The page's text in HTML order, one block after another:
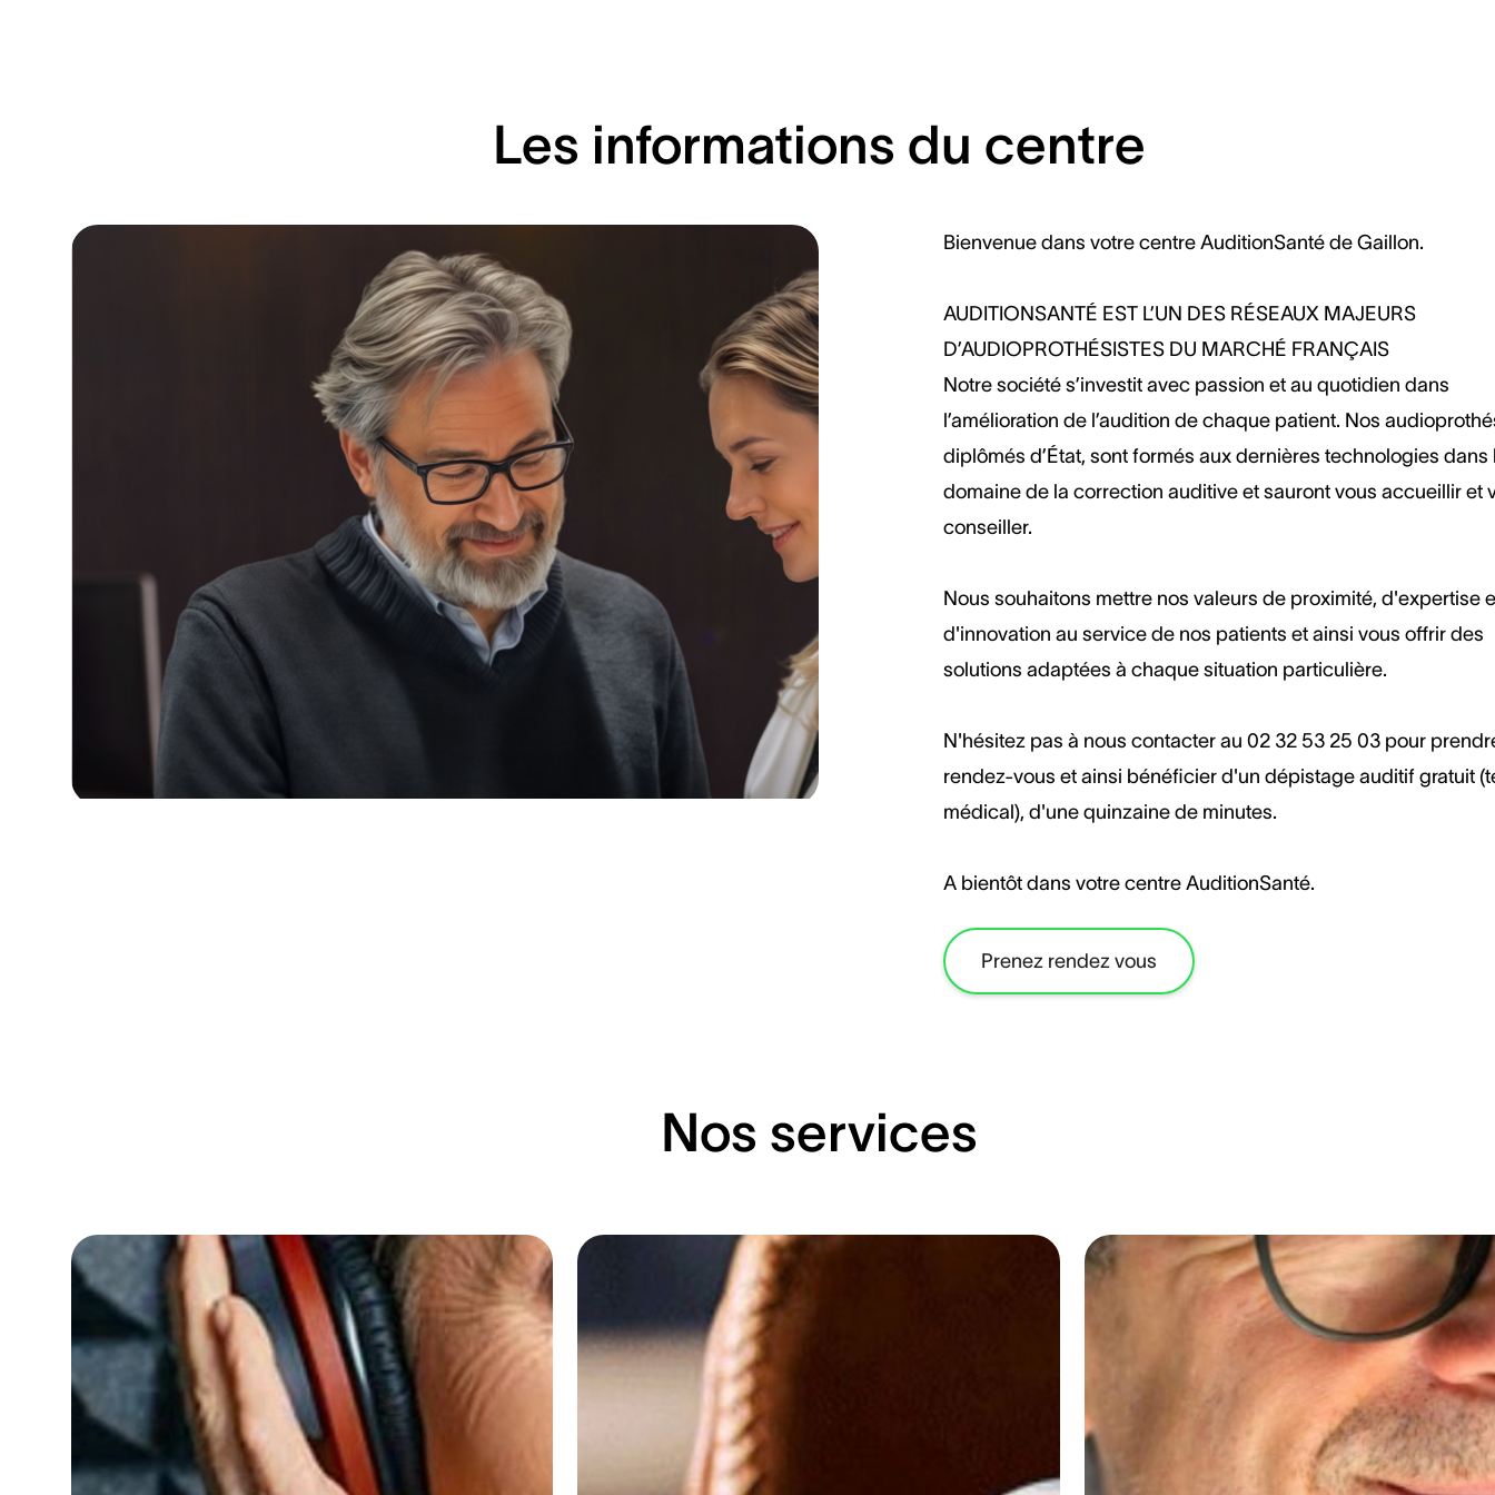
Les informations du centre
Bienvenue dans votre centre AuditionSanté de Gaillon.
AUDITIONSANTÉ EST L’UN DES RÉSEAUX MAJEURS
D’AUDIOPROTHÉSISTES DU MARCHÉ FRANÇAIS
Notre société s’investit avec passion et au quotidien dans
l’amélioration de l’audition de chaque patient. Nos
diplômés d’État, sont formés aux dernières technologies dans
domaine de la correction auditive et sauront vous accueillir et
conseiller.
Nous souhaitons mettre nos valeurs de proximité, d'expertise
d'innovation au service de nos patients et ainsi vous offrir des
solutions adaptées à chaque situation particulière.
N'hésitez pas à nous contacter au 02 32 53 25 03 pour
rendez-vous et ainsi bénéficier d'un dépistage auditif gratuit
médical), d'une quinzaine de minutes.
A bientôt dans votre centre AuditionSanté.
Prenez rendez vous
Nos services